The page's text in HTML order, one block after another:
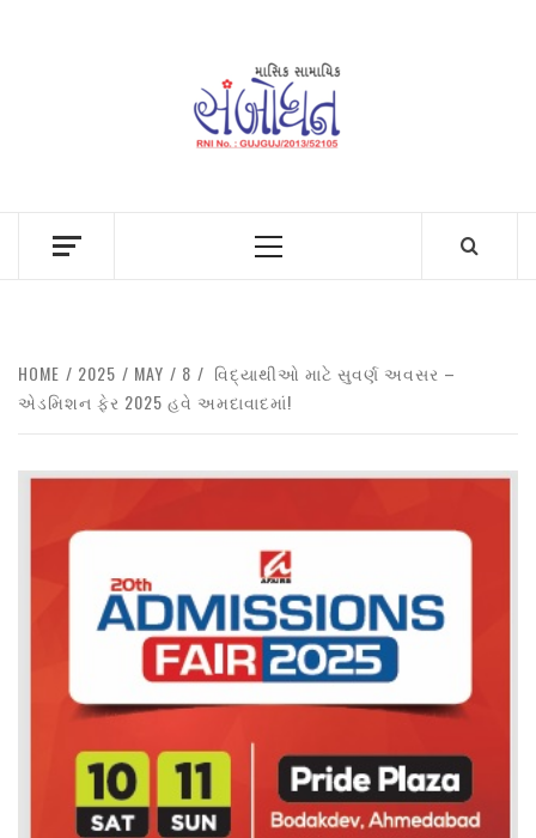
Primary
HOME 2025 MAY 8
વિદ્યાથીઓ માટે સુવર્ણ અવસર –
એડમિશન ફેર 2025 હવે અમદાવાદમાં!